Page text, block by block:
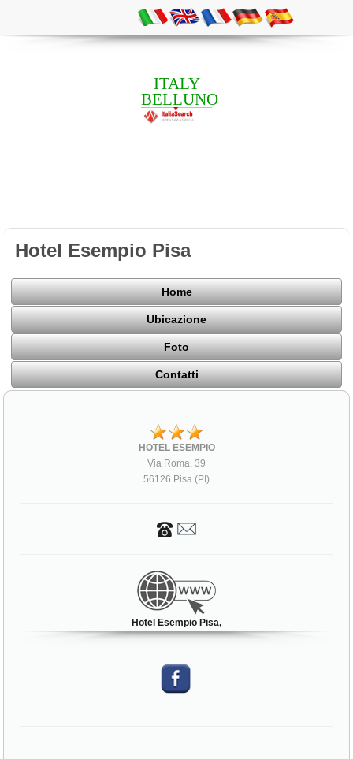
ITALY
BELLUNO
Hotel Esempio Pisa
Home
Ubicazione
Foto
Contatti
HOTEL ESEMPIO
Via Roma, 39
56126 Pisa (PI)
Hotel Esempio Pisa,